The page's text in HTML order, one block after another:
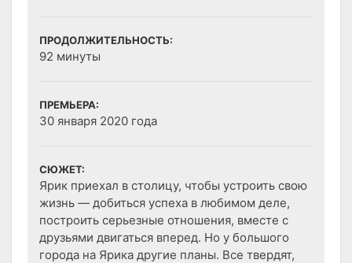
ПРОДОЛЖИТЕЛЬНОСТЬ:
92 минуты
ПРЕМЬЕРА:
30 января 2020 года
СЮЖЕТ:
Ярик приехал в столицу, чтобы устроить свою
жизнь — добиться успеха в любимом деле,
построить серьезные отношения, вместе с
друзьями двигаться вперед. Но у большого
города на Ярика другие планы. Все твердят,